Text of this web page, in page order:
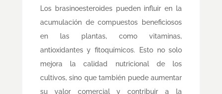
Los brasinoesteroides pueden influir en la
acumulación de compuestos beneficiosos
en las plantas, como vitaminas,
antioxidantes y fitoquímicos. Esto no solo
mejora la calidad nutricional de los
cultivos, sino que también puede aumentar
su valor comercial y contribuir a la